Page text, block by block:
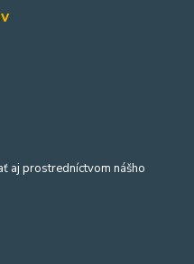
aj prostredníctvom nášho